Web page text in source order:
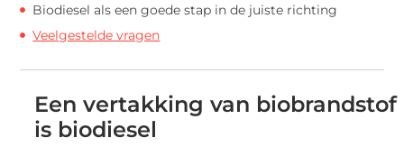
Biodiesel als een goede stap in de juiste richting
Veelgestelde vragen
Een vertakking van biobrandstof
is biodiesel